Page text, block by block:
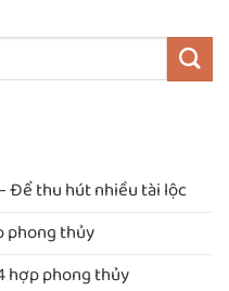
Để thu hút nhiều tài lộc
phong thủy
hợp phong thủy